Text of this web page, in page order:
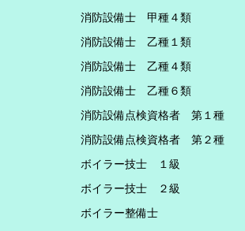
消防設備士 甲種４類
消防設備士 乙種１類
消防設備士 乙種４類
消防設備士 乙種６類
消防設備点検資格者 第１種
消防設備点検資格者 第２種
ボイラー技士 １級
ボイラー技士 ２級
ボイラー整備士